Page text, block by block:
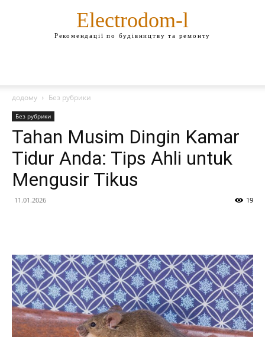
Electrodom-l
Рекомендації по будівництву та ремонту
додому Без рубрики
Без рубрики
Tahan Musim Dingin Kamar
Tidur Anda: Tips Ahli untuk
Mengusir Tikus
11.01.2026 19